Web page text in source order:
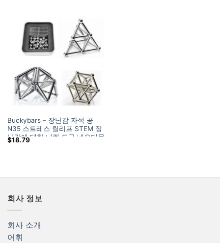
Buckybars – 장난감 자석 공
N35 스트레스 릴리프 STEM 장
난감에 대한 니켈 도금 네오디뮴
자석 스틱 및 공
$18.79
회사 정보
회사 소개
어휘